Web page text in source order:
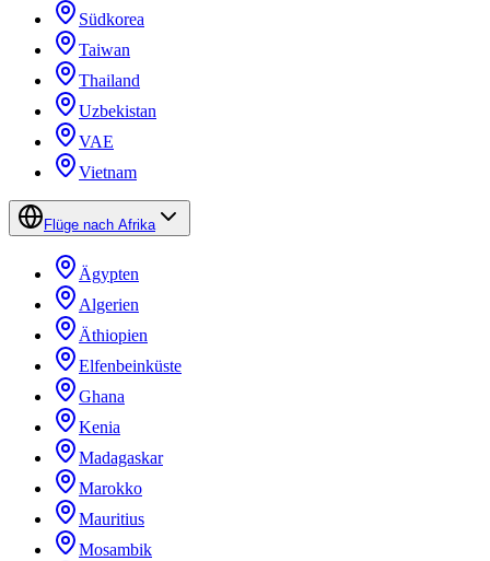
Südkorea
Taiwan
Thailand
Uzbekistan
VAE
Vietnam
Flüge nach Afrika
Ägypten
Algerien
Äthiopien
Elfenbeinküste
Ghana
Kenia
Madagaskar
Marokko
Mauritius
Mosambik